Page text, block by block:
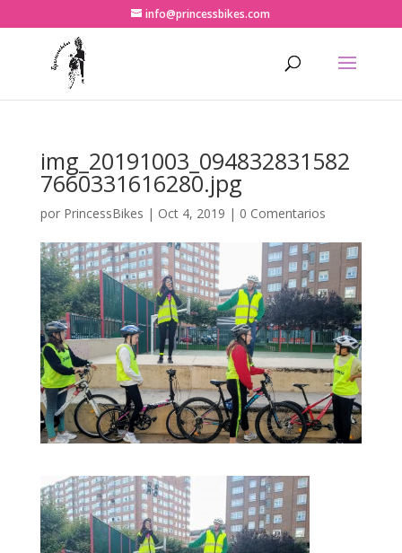
info@princessbikes.com
img_20191003_094832831582
7660331616280.jpg
por PrincessBikes | Oct 4, 2019 | 0 Comentarios